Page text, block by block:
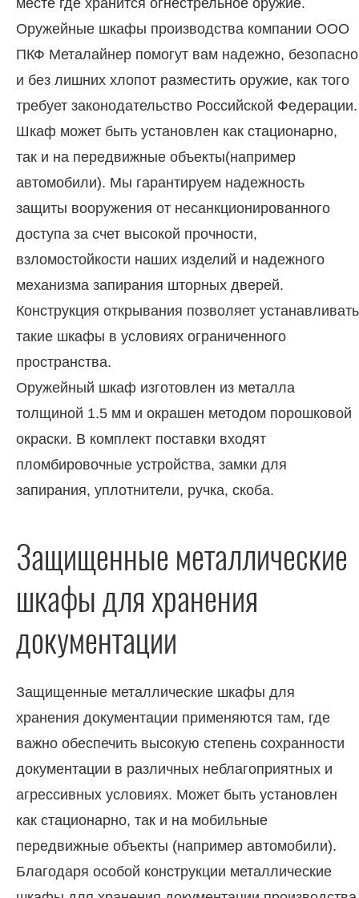
Оружейные шкафы производства компании ООО
ПКФ Металайнер помогут вам надежно, безопасно
и без лишних хлопот разместить оружие, как того
требует законодательство Российской Федерации.
Шкаф может быть установлен как стационарно,
так и на передвижные объекты(например
автомобили). Мы гарантируем надежность
защиты вооружения от несанкционированного
доступа за счет высокой прочности,
взломостойкости наших изделий и надежного
механизма запирания шторных дверей.
Конструкция открывания позволяет устанавливать
такие шкафы в условиях ограниченного
пространства.
Оружейный шкаф изготовлен из металла
толщиной 1.5 мм и окрашен методом порошковой
окраски. В комплект поставки входят
пломбировочные устройства, замки для
запирания, уплотнители, ручка, скоба.
Защищенные металлические
шкафы для хранения
документации
Защищенные металлические шкафы для
хранения документации применяются там, где
важно обеспечить высокую степень сохранности
документации в различных неблагоприятных и
агрессивных условиях. Может быть установлен
как стационарно, так и на мобильные
передвижные объекты (например автомобили).
Благодаря особой конструкции металлические